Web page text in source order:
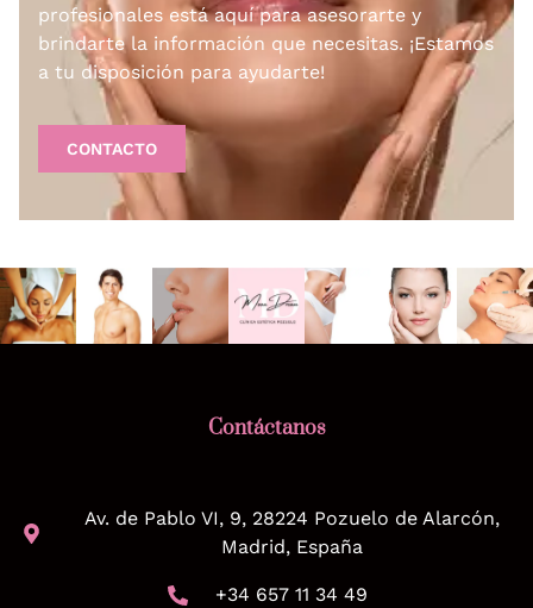
profesionales está aquí para asesorarte y
brindarte la información que necesitas. ¡Estamos
a tu disposición para ayudarte!
CONTACTO
Contáctanos
Av. de Pablo VI, 9, 28224 Pozuelo de Alarcón,
Madrid, España
+34 657 11 34 49